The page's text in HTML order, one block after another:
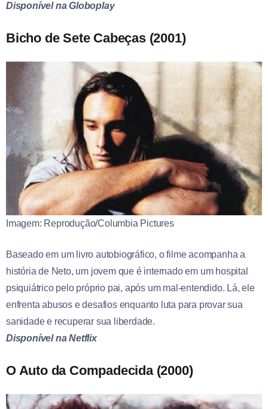
Disponível na Globoplay
Bicho de Sete Cabeças (2001)
Imagem: Reprodução/Columbia Pictures
Baseado em um livro autobiográfico, o filme acompanha a
história de Neto, um jovem que é internado em um hospital
psiquiátrico pelo próprio pai, após um mal-entendido. Lá, ele
enfrenta abusos e desafios enquanto luta para provar sua
sanidade e recuperar sua liberdade.
Disponível na Netflix
O Auto da Compadecida (2000)